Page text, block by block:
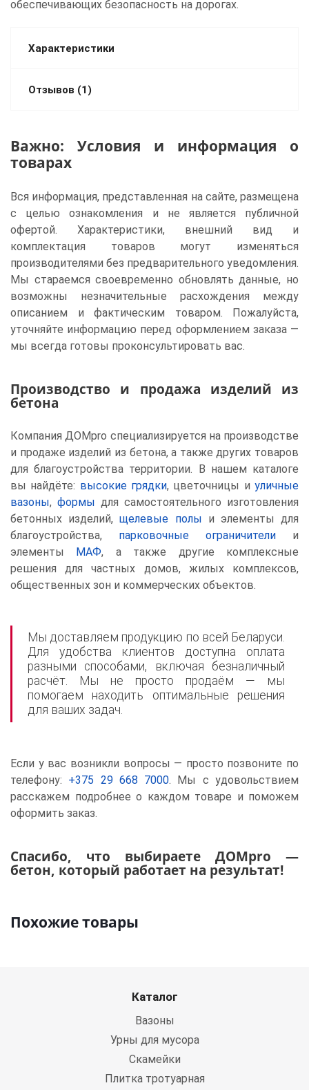
обеспечивающих безопасность на дорогах.
Характеристики
Отзывов (1)
Важно: Условия и информация о
товарах
Вся информация, представленная на сайте, размещена
с целью ознакомления и не является публичной
офертой. Характеристики, внешний вид и
комплектация товаров могут изменяться
производителями без предварительного уведомления.
Мы стараемся своевременно обновлять данные, но
возможны незначительные расхождения между
описанием и фактическим товаром. Пожалуйста,
уточняйте информацию перед оформлением заказа —
мы всегда готовы проконсультировать вас.
Производство и продажа изделий из
бетона
Компания ДОМpro специализируется на производстве
и продаже изделий из бетона, а также других товаров
для благоустройства территории. В нашем каталоге
вы найдёте: высокие грядки, цветочницы иуличные
вазоны, формы для самостоятельного изготовления
бетонных изделий,щелевые полы и элементы для
благоустройства, парковочные ограничители и
элементы МАФ, а также другие комплексные
решения для частных домов, жилых комплексов,
общественных зон и коммерческих объектов.
Мы доставляем продукцию по всей Беларуси.
Для удобства клиентов доступна оплата
разными способами, включая безналичный
расчёт. Мы не просто продаём — мы
помогаем находить оптимальные решения
для ваших задач.
Если у вас возникли вопросы — просто позвоните по
телефону: +375 29 668 7000. Мы с удовольствием
расскажем подробнее о каждом товаре и поможем
оформить заказ.
Спасибо, что выбираете ДОМpro —
бетон, который работает на результат!
Похожие товары
Каталог
Вазоны
Урны для мусора
Скамейки
Плитка тротуарная